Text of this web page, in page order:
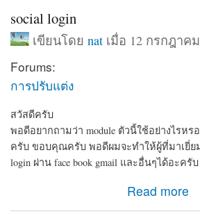
social login
เขียนโดย natเมื่อ 12 กรกฎาคม
Forums:
การปรับแต่ง
สวัสดีครับ
พอดีอยากถามว่า module ตัวนี้ใช้อย่างไรห
ครับ ขอบคุณครับ พอดีผมจะทำให้ผู้ที่มาเยี่ย
login ผ่าน face book gmail และอื่นๆได้อะครับ
Read more